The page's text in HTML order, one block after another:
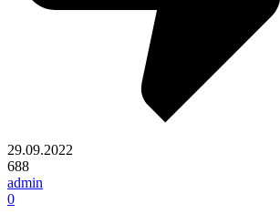
29.09.2022
688
admin
0